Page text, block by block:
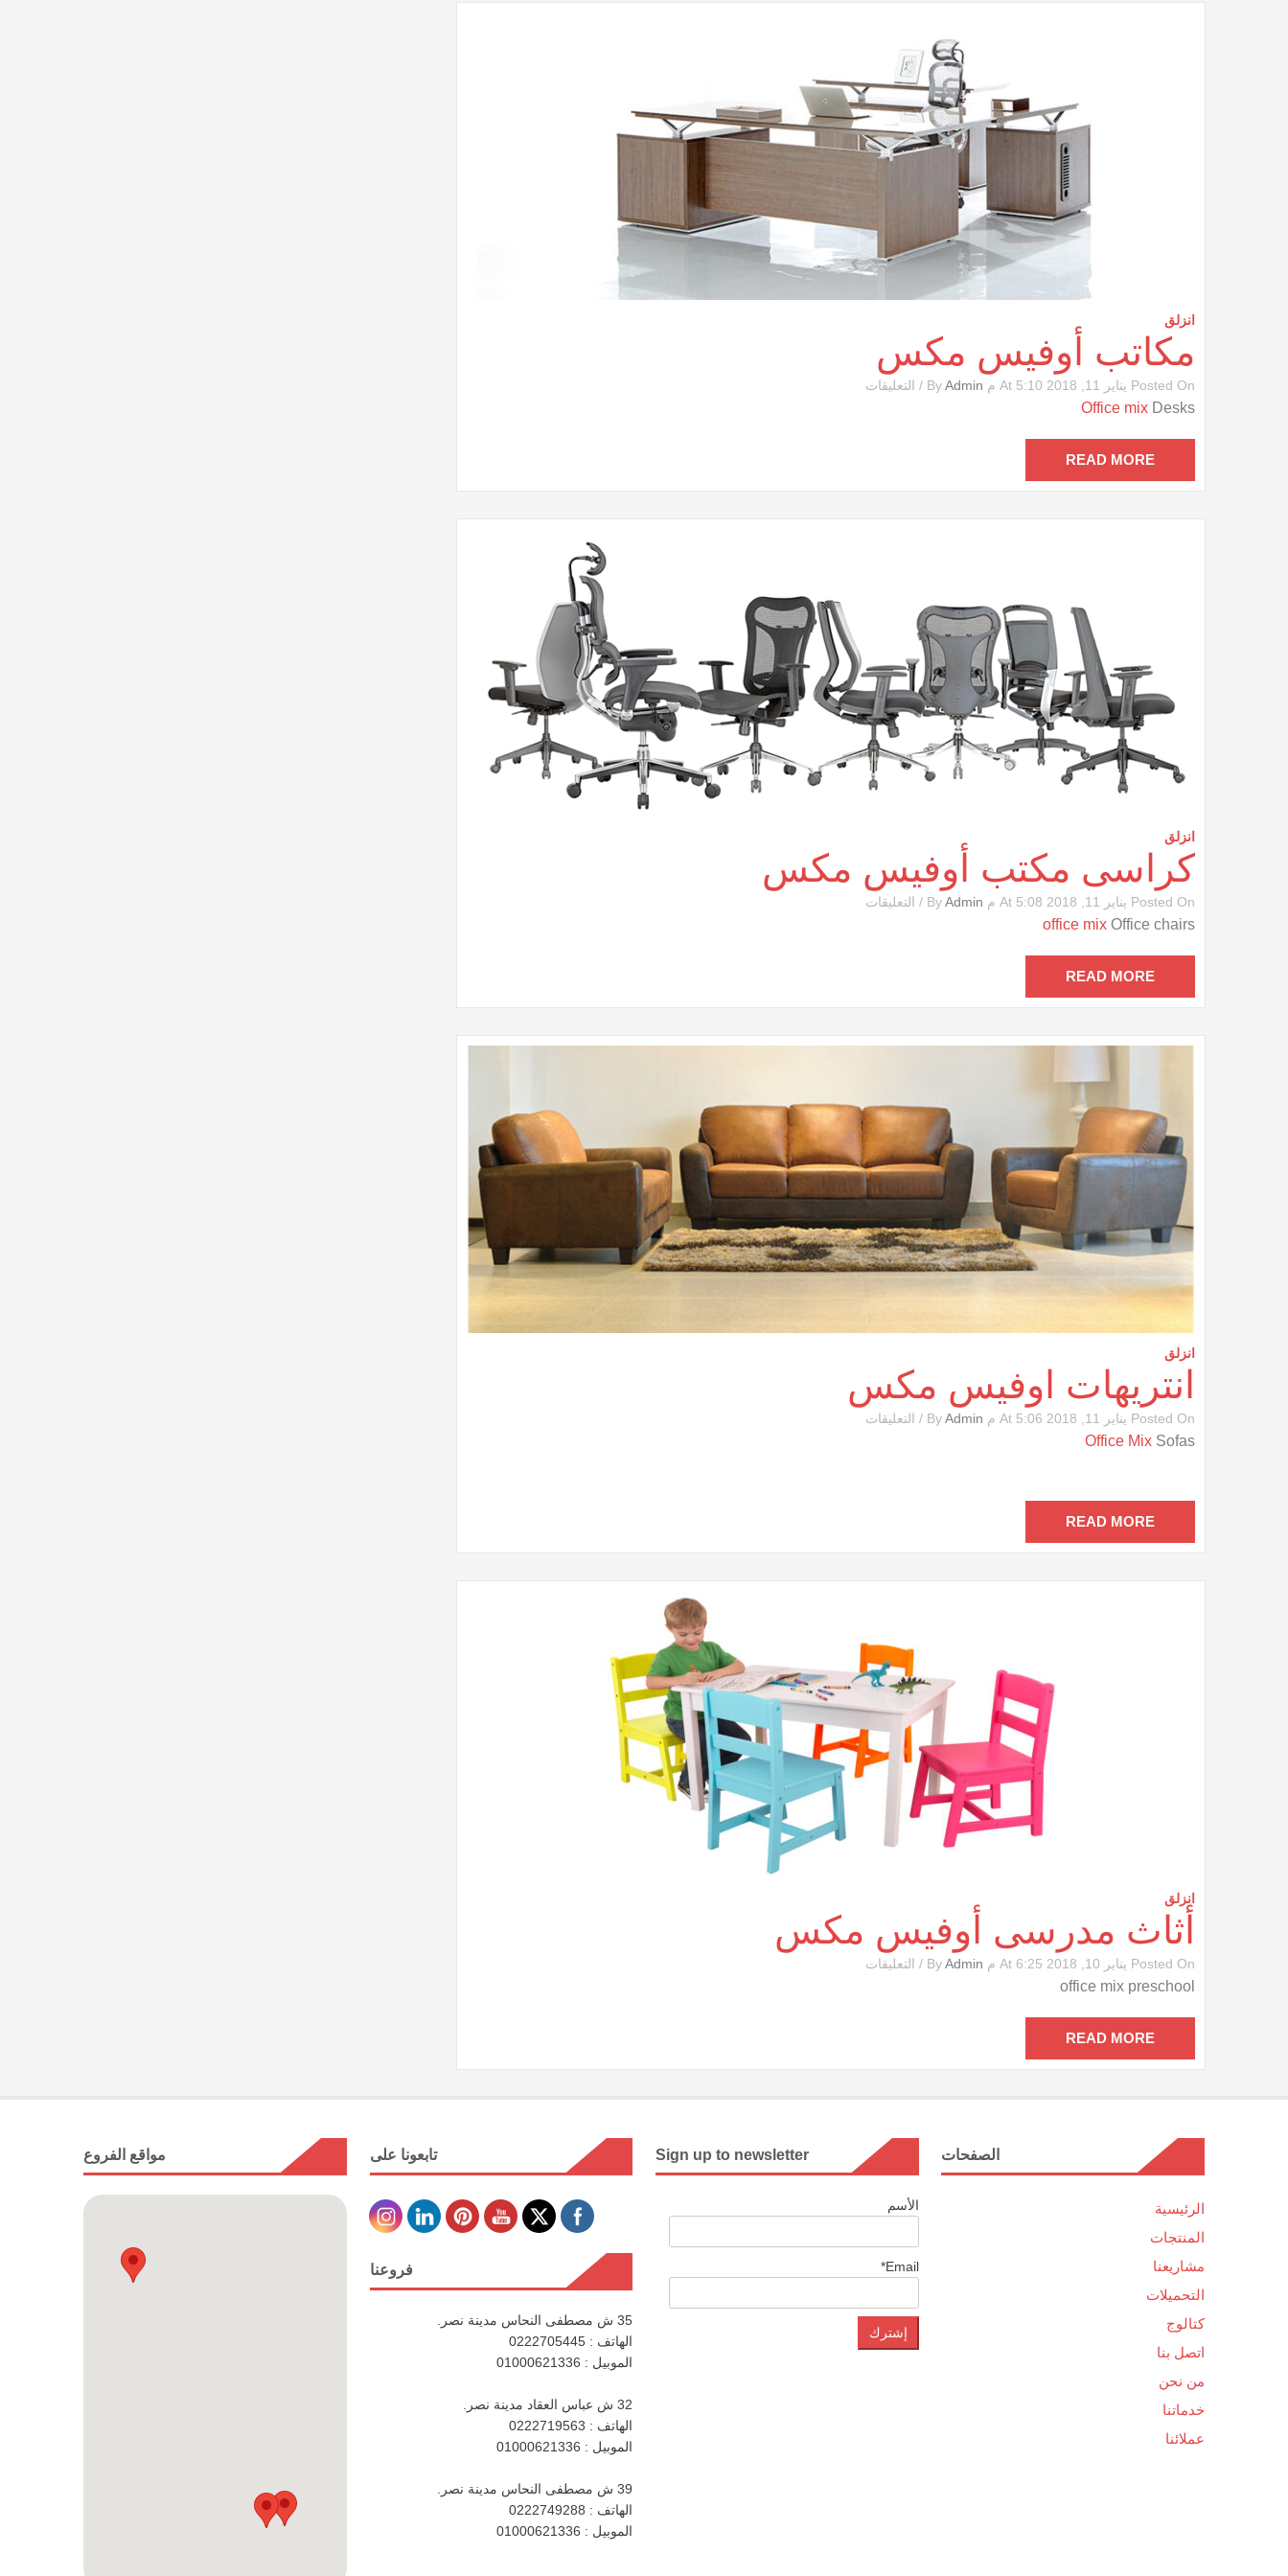
انزلق
مكاتب أوفيس مكس
Posted On يناير 11, 2018 At 5:10 م By Admin
/ التعليقات
Office mix Desks
READ MORE
انزلق
كراسى مكتب أوفيس مكس
Posted On يناير 11, 2018 At 5:08 م By Admin
/ التعليقات
office mix Office chairs
READ MORE
انزلق
انتريهات اوفيس مكس
Posted On يناير 11, 2018 At 5:06 م By Admin
/ التعليقات
Office Mix Sofas
READ MORE
انزلق
أثاث مدرسى أوفيس مكس
Posted On يناير 10, 2018 At 6:25 م By Admin
/ التعليقات
office mix preschool
READ MORE
مواقع الفروع تابعونا على
فروعنا
35 ش مصطفى النحاس مدينة نصر.
الهاتف : 0222705445
الموبيل : 01000621336
32 ش عباس العقاد مدينة نصر.
الهاتف : 0222719563
الموبيل : 01000621336
39 ش مصطفى النحاس مدينة نصر.
الهاتف : 0222749288
الموبيل : 01000621336
Sign up to newsletter
الأسم
Email*
الصفحات
الرئيسية
المنتجات
مشاريعنا
التحميلات
كتالوج
اتصل بنا
من نحن
خدماتنا
عملائنا